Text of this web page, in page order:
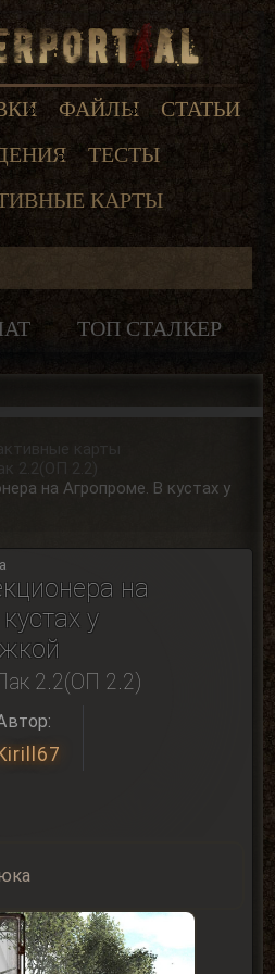
ФАЙЛЫ
СТАТЬИ
ТЕСТЫ
КАРТЫ
ТОП СТАЛКЕР
карты
2.2(ОП 2.2)
на Агропроме. В кустах у
на
у
2.2(ОП 2.2)